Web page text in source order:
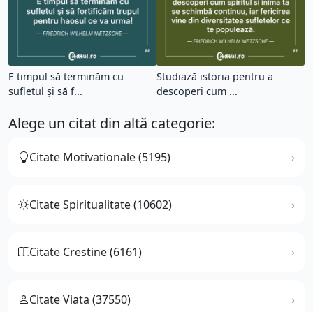
E timpul să terminăm cu
sufletul şi să f...
Studiază istoria pentru a
descoperi cum ...
Alege un citat din altă categorie:
Citate Motivationale (5195)
Citate Spiritualitate (10602)
Citate Crestine (6161)
Citate Viata (37550)